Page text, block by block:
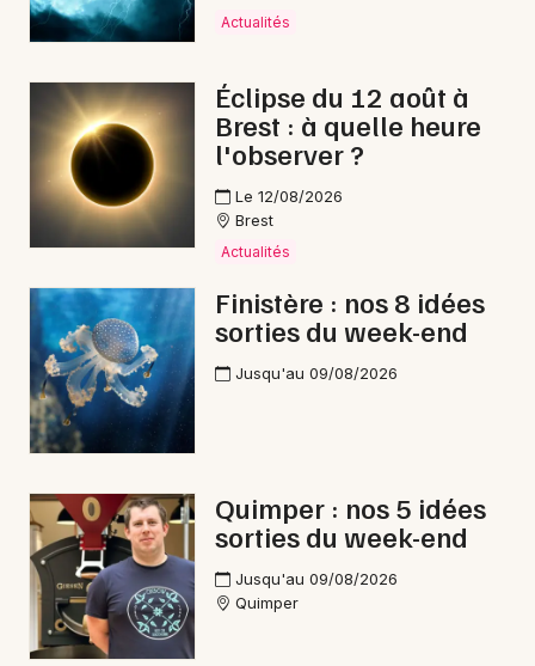
29 - Finistère
Choisir mes départements
Mon email
Je m'abonne
Actualités
Éclipse du 12 août à
Brest : à quelle heure
l'observer ?
Le 12/08/2026
Brest
Actualités
Finistère : nos 8 idées
sorties du week-end
Jusqu'au 09/08/2026
Quimper : nos 5 idées
sorties du week-end
Jusqu'au 09/08/2026
Quimper